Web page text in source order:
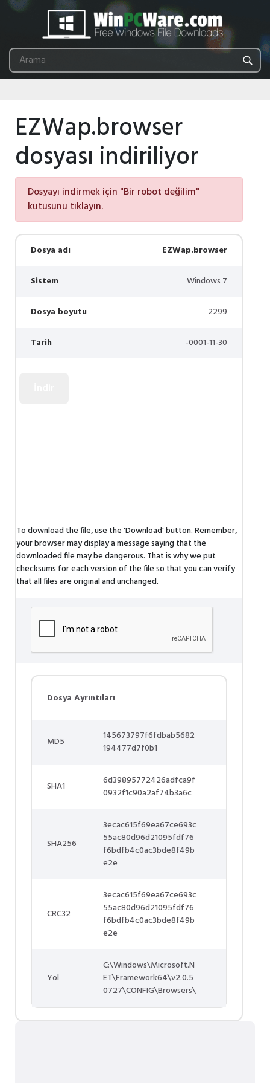
EZWap.browser
dosyası indiriliyor
Dosyayı indirmek için "Bir robot değilim"
kutusunu tıklayın.
Dosya adı EZWap.browser
Sistem Windows 7
Dosya boyutu 2299
Tarih -0001-11-30
To download the file, use the 'Download' button. Remember,
your browser may display a message saying that the
downloaded file may be dangerous. That is why we put
checksums for each version of the file so that you can verify
that all files are original and unchanged.
Dosya Ayrıntıları
MD5
145673797f6fdbab5682
194477d7f0b1
SHA1
6d39895772426adfca9f
0932f1c90a2af74b3a6c
SHA256
3ecac615f69ea67ce693c
55ac80d96d21095fdf76
f6bdfb4c0ac3bde8f49b
e2e
CRC32
3ecac615f69ea67ce693c
55ac80d96d21095fdf76
f6bdfb4c0ac3bde8f49b
e2e
Yol
C:\Windows\Microsoft.N
ET\Framework64\v2.0.5
0727\CONFIG\Browsers\